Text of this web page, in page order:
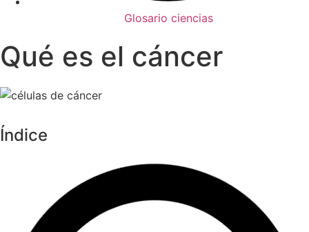
Glosario ciencias
Qué es el cáncer
Índice